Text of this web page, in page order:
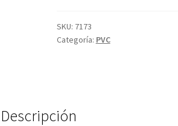
SKU: 7173
Categoría: PVC
Descripción